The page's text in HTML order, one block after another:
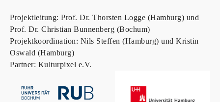
Projektleitung: Prof. Dr. Thorsten Logge (Hamburg) und
Prof. Dr. Christian Bunnenberg (Bochum)
Projektkoordination: Nils Steffen (Hamburg) und Kristin
Oswald (Hamburg)
Partner: Kulturpixel e.V.